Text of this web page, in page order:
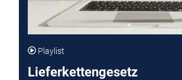
Playlist
Lieferkettengesetz